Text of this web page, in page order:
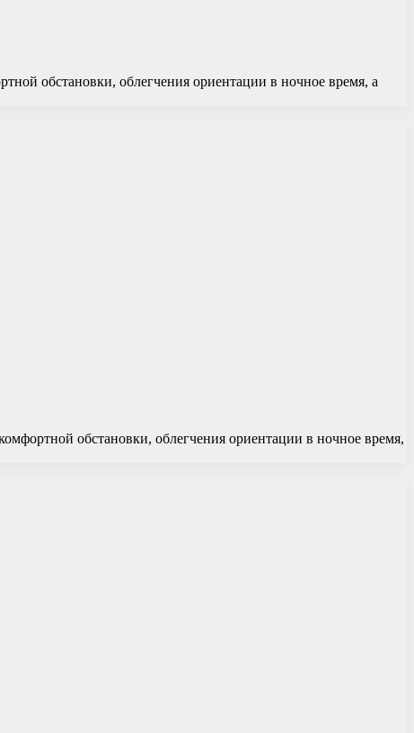
обстановки, облегчения ориентации в ночное время, а
обстановки, облегчения ориентации в ночное время,